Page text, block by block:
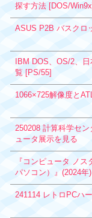
探す方法 [DOS/
ASUS P2B バスクロ
IBM DOS、OS/2、
覧 [PS/55]
1066×725解像度と
250208 計算科学セ
ュータ展示を見る
『コンピュータ ノ
パソコン）』(2024年
241114 レトロPCハ